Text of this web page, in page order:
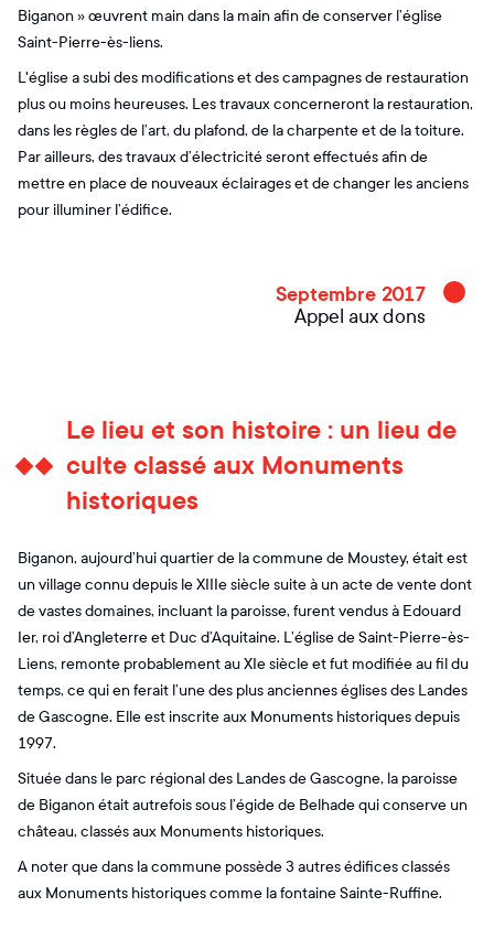
Biganon » œuvrent main dans la main afin de conserver l’église
Saint-Pierre-ès-liens.
L'église a subi des modifications et des campagnes de restauration
plus ou moins heureuses. Les travaux concerneront la restauration,
dans les règles de l’art, du plafond, de la charpente et de la toiture.
Par ailleurs, des travaux d’électricité seront effectués afin de
mettre en place de nouveaux éclairages et de changer les anciens
pour illuminer l’édifice.
Septembre 2017
Appel aux dons
Le lieu et son histoire : un lieu de
culte classé aux Monuments
historiques
Biganon, aujourd’hui quartier de la commune de Moustey, était est
un village connu depuis le XIIIe siècle suite à un acte de vente dont
de vastes domaines, incluant la paroisse, furent vendus à Edouard
Ier, roi d’Angleterre et Duc d’Aquitaine. L’église de Saint-Pierre-ès-
Liens, remonte probablement au XIe siècle et fut modifiée au fil du
temps, ce qui en ferait l’une des plus anciennes églises des Landes
de Gascogne. Elle est inscrite aux Monuments historiques depuis
1997.
Située dans le parc régional des Landes de Gascogne, la paroisse
de Biganon était autrefois sous l’égide de Belhade qui conserve un
château, classés aux Monuments historiques.
A noter que dans la commune possède 3 autres édifices classés
aux Monuments historiques comme la fontaine Sainte-Ruffine.